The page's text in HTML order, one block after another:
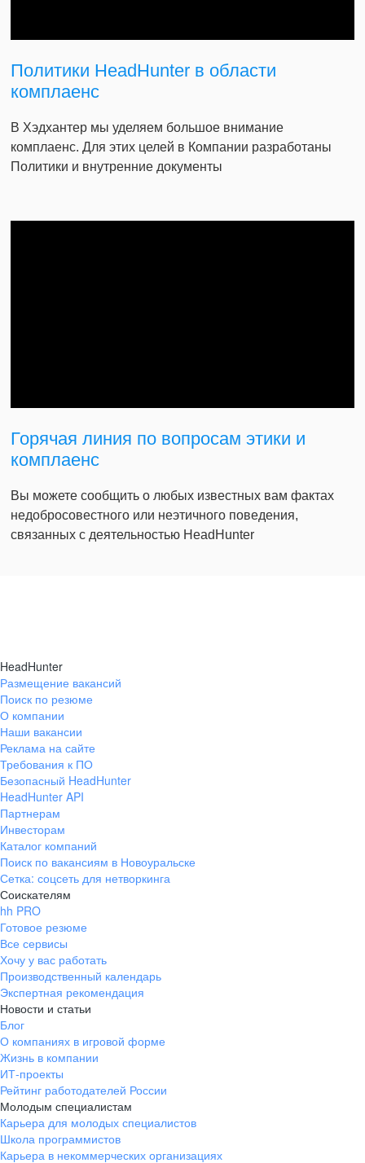
Политики HeadHunter в области
комплаенс
В Хэдхантер мы уделяем большое внимание
комплаенс. Для этих целей в Компании разработаны
Политики и внутренние документы
Горячая линия по вопросам этики и
комплаенс
Вы можете сообщить о любых известных вам фактах
недобросовестного или неэтичного поведения,
связанных с деятельностью HeadHunter
HeadHunter
Размещение вакансий
Поиск по резюме
О компании
Наши вакансии
Реклама на сайте
Требования к ПО
Безопасный HeadHunter
HeadHunter API
Партнерам
Инвесторам
Каталог компаний
Поиск по вакансиям в Новоуральске
Сетка: соцсеть для нетворкинга
Соискателям
hh PRO
Готовое резюме
Все сервисы
Хочу у вас работать
Производственный календарь
Экспертная рекомендация
Новости и статьи
Блог
О компаниях в игровой форме
Жизнь в компании
ИТ-проекты
Рейтинг работодателей России
Молодым специалистам
Карьера для молодых специалистов
Школа программистов
Карьера в некоммерческих организациях